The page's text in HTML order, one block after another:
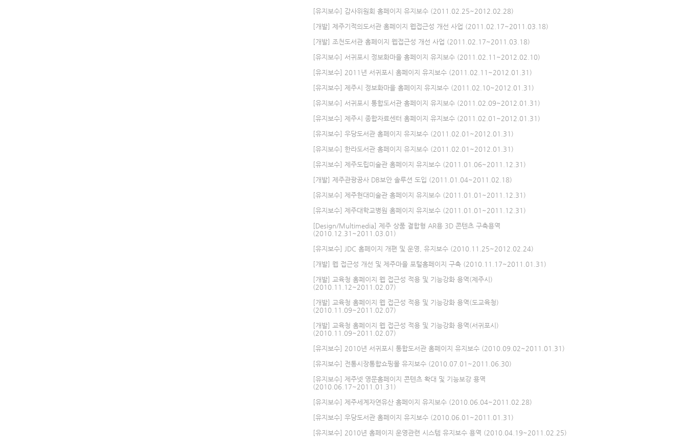
[유지보수] 감사위원회 홈페이지 유지보수 (2011.02.25~2012.02.28)
[개발] 제주기적의도서관 홈페이지 웹접근성 개선 사업 (2011.02.17~2011.03.18)
[개발] 조천도서관 홈페이지 웹접근성 개선 사업 (2011.02.17~2011.03.18)
[유지보수] 서귀포시 정보화마을 홈페이지 유지보수 (2011.02.11~2012.02.10)
[유지보수] 2011년 서귀포시 홈페이지 유지보수 (2011.02.11~2012.01.31)
[유지보수] 제주시 정보화마을 홈페이지 유지보수 (2011.02.10~2012.01.31)
[유지보수] 서귀포시 통합도서관 홈페이지 유지보수 (2011.02.09~2012.01.31)
[유지보수] 제주시 종합자료센터 홈페이지 유지보수 (2011.02.01~2012.01.31)
[유지보수] 우당도서관 홈페이지 유지보수 (2011.02.01~2012.01.31)
[유지보수] 한라도서관 홈페이지 유지보수 (2011.02.01~2012.01.31)
[유지보수] 제주도립미술관 홈페이지 유지보수 (2011.01.06~2011.12.31)
[개발] 제주관광공사 DB보안 솔루션 도입 (2011.01.04~2011.02.18)
[유지보수] 제주현대미술관 홈페이지 유지보수 (2011.01.01~2011.12.31)
[유지보수] 제주대학교병원 홈페이지 유지보수 (2011.01.01~2011.12.31)
[Design/Multimedia] 제주 상품 결합형 AR용 3D 콘텐츠 구축용역
(2010.12.31~2011.03.01)
[유지보수] JDC 홈페이지 개편 및 운영, 유지보수 (2010.11.25~2012.02.24)
[개발] 웹 접근성 개선 및 제주마을 포털홈페이지 구축 (2010.11.17~2011.01.31)
[개발] 교육청 홈페이지 웹 접근성 적용 및 기능강화 용역(제주시)
(2010.11.12~2011.02.07)
[개발] 교육청 홈페이지 웹 접근성 적용 및 기능강화 용역(도교육청)
(2010.11.09~2011.02.07)
[개발] 교육청 홈페이지 웹 접근성 적용 및 기능강화 용역(서귀포시)
(2010.11.09~2011.02.07)
[유지보수] 2010년 서귀포시 통합도서관 홈페이지 유지보수 (2010.09.02~2011.01.31)
[유지보수] 전통시장통합쇼핑몰 유지보수 (2010.07.01~2011.06.30)
[유지보수] 제주넷 영문홈페이지 콘텐츠 확대 및 기능보강 용역
(2010.06.17~2011.01.31)
[유지보수] 제주세계자연유산 홈페이지 유지보수 (2010.06.04~2011.02.28)
[유지보수] 우당도서관 홈페이지 유지보수 (2010.06.01~2011.01.31)
[유지보수] 2010년 홈페이지 운영관련 시스템 유지보수 용역 (2010.04.19~2011.02.25)